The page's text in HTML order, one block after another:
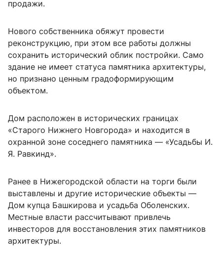
продажи.
Нового собственника обяжут провести
реконструкцию, при этом все работы должны
сохранить исторический облик постройки. Само
здание не имеет статуса памятника архитектуры,
но признано ценным градоформирующим
объектом.
Дом расположен в исторических границах
«Старого Нижнего Новгорода» и находится в
охранной зоне соседнего памятника — «Усадьбы И.
Я. Равкинд».
Ранее в Нижегородской области на торги были
выставлены и другие исторические объекты —
Дом купца Башкирова и усадьба Оболенских.
Местные власти рассчитывают привлечь
инвесторов для восстановления этих памятников
архитектуры.